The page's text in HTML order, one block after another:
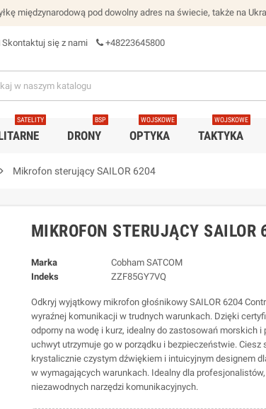
międzynarodową pod dowolny adres na świecie, także na
Skontaktuj się z nami +48223645800
SATELITY
DRONY
BSP
OPTYKA
WOJSKOWE
TAKTYKA
WOJSKOWE
chevron_right Mikrofon sterujący SAILOR 6204
MIKROFON STERUJĄCY SAILOR
Marka
Cobham SATCOM
Indeks
ZZF85GY7VQ
Odkryj wyjątkowy mikrofon głośnikowy SAILOR 6204
wyraźnej komunikacji w trudnych warunkach. Dzięki
odporny na wodę i kurz, idealny do zastosowań morskich i
uchwyt utrzymuje go w porządku i bezpieczeństwie. Ciesz
krystalicznie czystym dźwiękiem i intuicyjnym designem
w wymagających warunkach. Idealny dla
niezawodnych narzędzi komunikacyjnych.